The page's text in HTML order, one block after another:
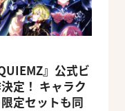
』公式ビ
定！ キャラク
定セットも同